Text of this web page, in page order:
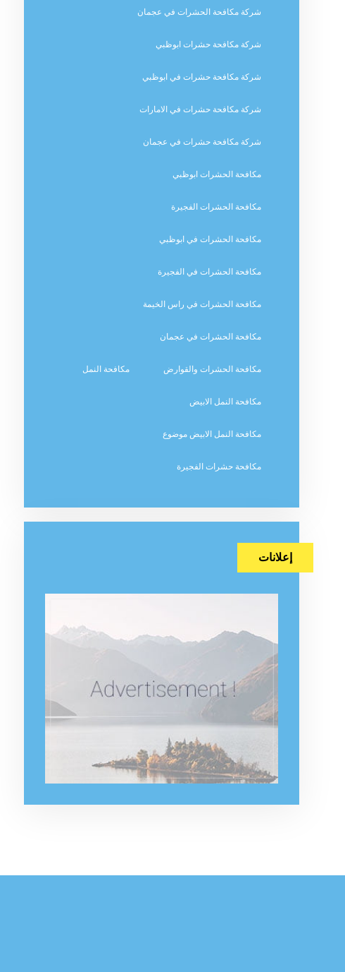
شركة مكافحة الحشرات في عجمان
شركة مكافحة حشرات ابوظبي
شركة مكافحة حشرات في ابوظبي
شركة مكافحة حشرات في الامارات
شركة مكافحة حشرات في عجمان
مكافحة الحشرات ابوظبي
مكافحة الحشرات الفجيرة
مكافحة الحشرات في ابوظبي
مكافحة الحشرات في الفجيرة
مكافحة الحشرات في راس الخيمة
مكافحة الحشرات في عجمان
مكافحة الحشرات والقوارض مكافحة النمل
مكافحة النمل الابيض
مكافحة النمل الابيض موضوع
مكافحة حشرات الفجيرة
إعلانات